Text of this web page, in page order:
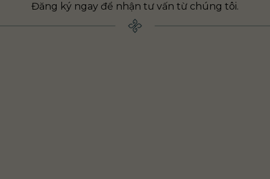
Đăng ký ngay để nhận tư vấn từ chúng tôi.